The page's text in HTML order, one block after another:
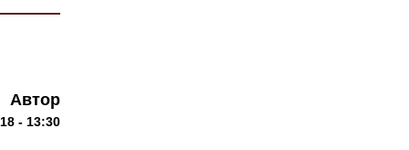
Автор
- 13:30